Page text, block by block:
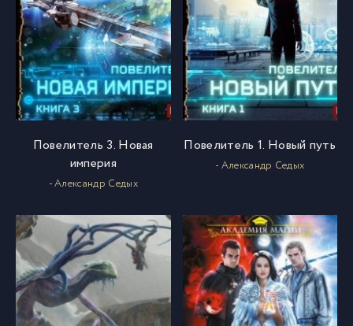
Повелитель 3. Новая
империя
- Александр Седых
Повелитель 1. Новый путь
- Александр Седых